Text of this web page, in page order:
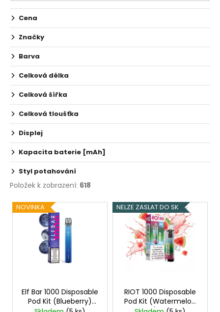
Cena
Značky
Barva
Celková délka
Celková šířka
Celková tloušťka
Displej
Kapacita baterie [mAh]
Styl potahování
Položek k zobrazení: 618
V
ý
NOVINKA
Elf Bar 1000 Disposable
Pod Kit (Blueberry)
NELZE ZASLAT DO SK
RIOT 1000 Disposable
Pod Kit (Watermelon
79
Kč